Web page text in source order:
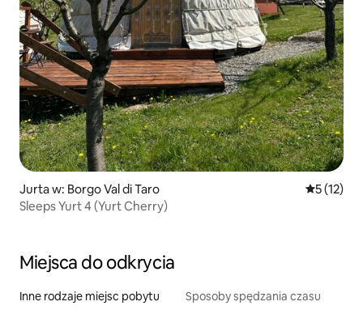
Jurta w: Borgo Val di Taro Średnia
5 (12)
Sleeps Yurt 4 (Yurt Cherry)
Miejsca do odkrycia
Inne rodzaje miejsc pobytu Sposoby spędzania czasu